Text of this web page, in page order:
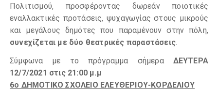
Πολιτισμού, προσφέροντας δωρεάν ποιοτικές
εναλλακτικές προτάσεις, ψυχαγωγίας στους μικρούς
και μεγάλους δημότες που παραμένουν στην πόλη,
συνεχίζεται με δύο θεατρικές παραστάσεις.
Σύμφωνα με το πρόγραμμα σήμερα ΔΕΥΤΕΡΑ
12/7/2021 στις 21:00 μ.μ
6ο ΔΗΜΟΤΙΚΟ ΣΧΟΛΕΙΟ ΕΛΕΥΘΕΡΙΟΥ-ΚΟΡΔΕΛΙΟΥ